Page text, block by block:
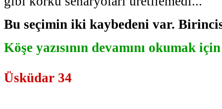
Bu seçimin iki kaybedeni var.
Köşe yazısının devamını okumak
Üsküdar 34